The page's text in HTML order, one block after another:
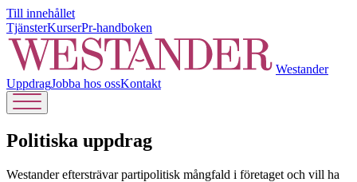
Till innehållet
TjänsterKurserPr-handboken
Westander
UppdragJobba hos ossKontakt
Politiska uppdrag
Westander eftersträvar partipolitisk mångfald i företaget och vill ha